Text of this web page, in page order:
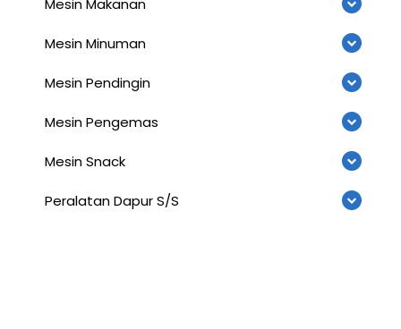
Mesin Makanan
Mesin Minuman
Mesin Pendingin
Mesin Pengemas
Mesin Snack
Peralatan Dapur S/S